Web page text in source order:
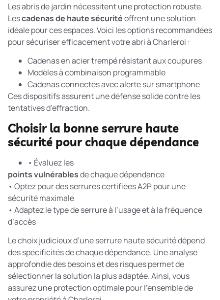
Les abris de jardin nécessitent une protection robuste.
Lescadenas de haute sécuritéoffrent une solution
idéale pour ces espaces. Voici les options recommandées
pour sécuriser efficacement votre abri à Charleroi :
Cadenas en acier trempé résistant aux coupures
Modèles à combinaison programmable
Cadenas connectés avec alerte sur smartphone
Ces dispositifs assurent une défense solide contre les
tentatives d’effraction.
Choisir la bonne serrure haute
sécurité pour chaque dépendance
• Évaluez les
points vulnérablesde chaque dépendance
• Optez pour des serrures certifiées A2P pour une
sécurité maximale
• Adaptez le type de serrure à l’usage et à la fréquence
d’accès
Le choix judicieux d’une serrure haute sécurité dépend
des spécificités de chaque dépendance. Une analyse
approfondie des besoins et des risques permet de
sélectionner la solution la plus adaptée. Ainsi, vous
assurez une protection optimale pour l’ensemble de